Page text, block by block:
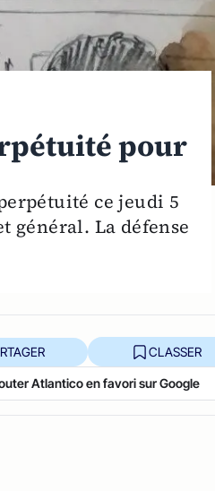
pour
ce jeudi 5
général. La défense
CLASSER
Atlantico en favori sur Google